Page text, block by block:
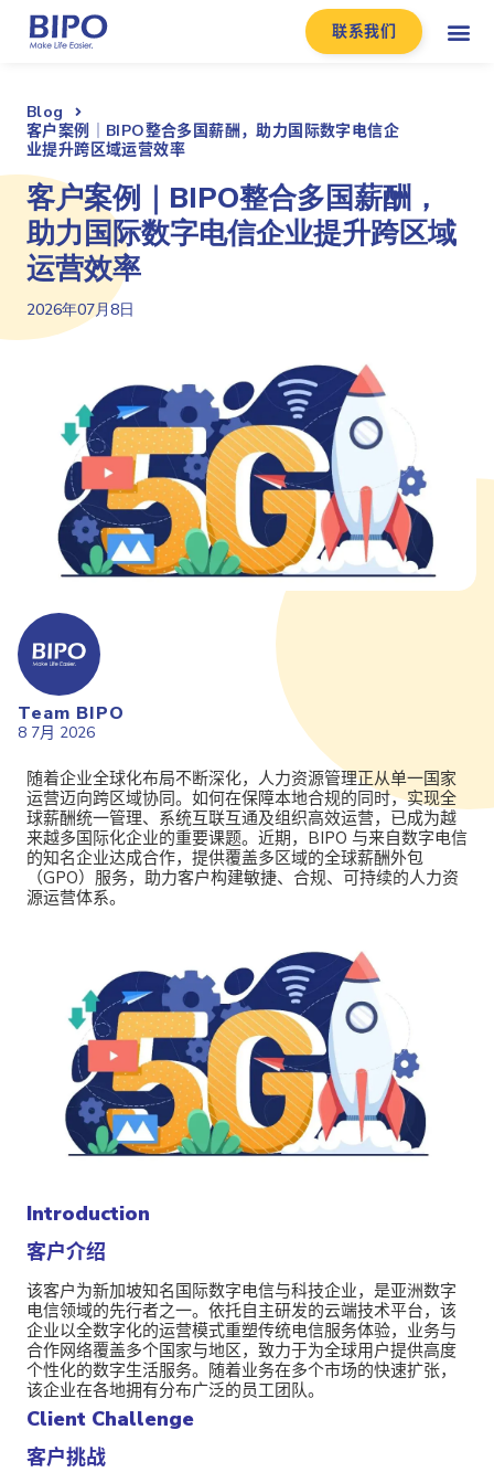
联系我们
Blog
客户案例｜BIPO整合多国薪酬，助力国际数字电信企
业提升跨区域运营效率
客户案例｜BIPO整合多国薪酬，
助力国际数字电信企业提升跨区域
运营效率
2026年07月8日
Team BIPO
8 7月 2026
随着企业全球化布局不断深化，人力资源管理正从单一国家
运营迈向跨区域协同。如何在保障本地合规的同时，实现全
球薪酬统一管理、系统互联互通及组织高效运营，已成为越
来越多国际化企业的重要课题。近期，BIPO 与来自数字电信
的知名企业达成合作，提供覆盖多区域的全球薪酬外包
（GPO）服务，助力客户构建敏捷、合规、可持续的人力资
源运营体系。
Introduction
客户介绍
该客户为新加坡知名国际数字电信与科技企业，是亚洲数字
电信领域的先行者之一。依托自主研发的云端技术平台，该
企业以全数字化的运营模式重塑传统电信服务体验，业务与
合作网络覆盖多个国家与地区，致力于为全球用户提供高度
个性化的数字生活服务。随着业务在多个市场的快速扩张，
该企业在各地拥有分布广泛的员工团队。
Client Challenge
客户挑战